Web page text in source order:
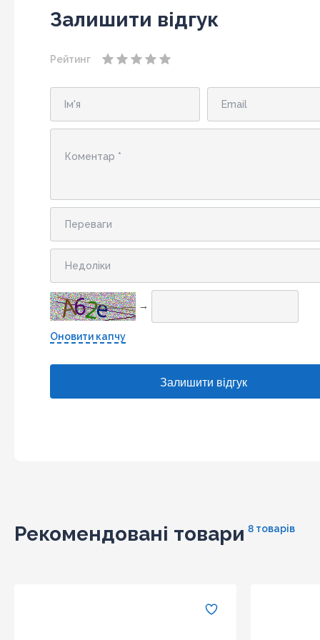
Залишити відгук
Рейтинг
→
Оновити капчу
Рекомендовані товари 8 товарів